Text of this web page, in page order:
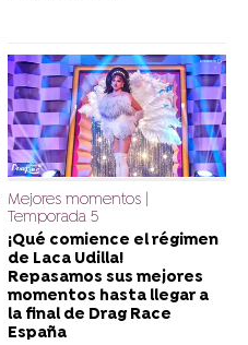
Mejores momentos |
Temporada 5
¡Qué comience el régimen
de Laca Udilla!
Repasamos sus mejores
momentos hasta llegar a
la final de Drag Race
España